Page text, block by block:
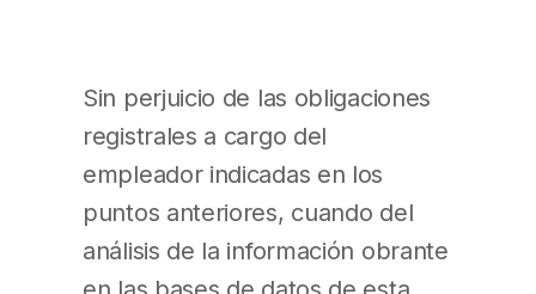
Sin perjuicio de las obligaciones
registrales a cargo del
empleador indicadas en los
puntos anteriores, cuando del
análisis de la información obrante